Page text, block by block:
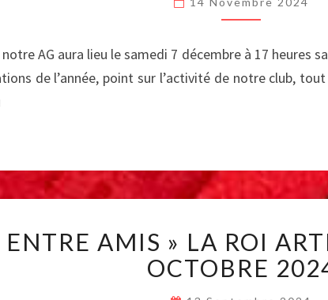
CLUB
AG aura lieu le samedi 7 décembre à 17 heures
de l’année, point sur l’activité de notre club,
« ENTRE
AMIS »
LA
ENTRE AMIS » LA ROI
OCTOBRE